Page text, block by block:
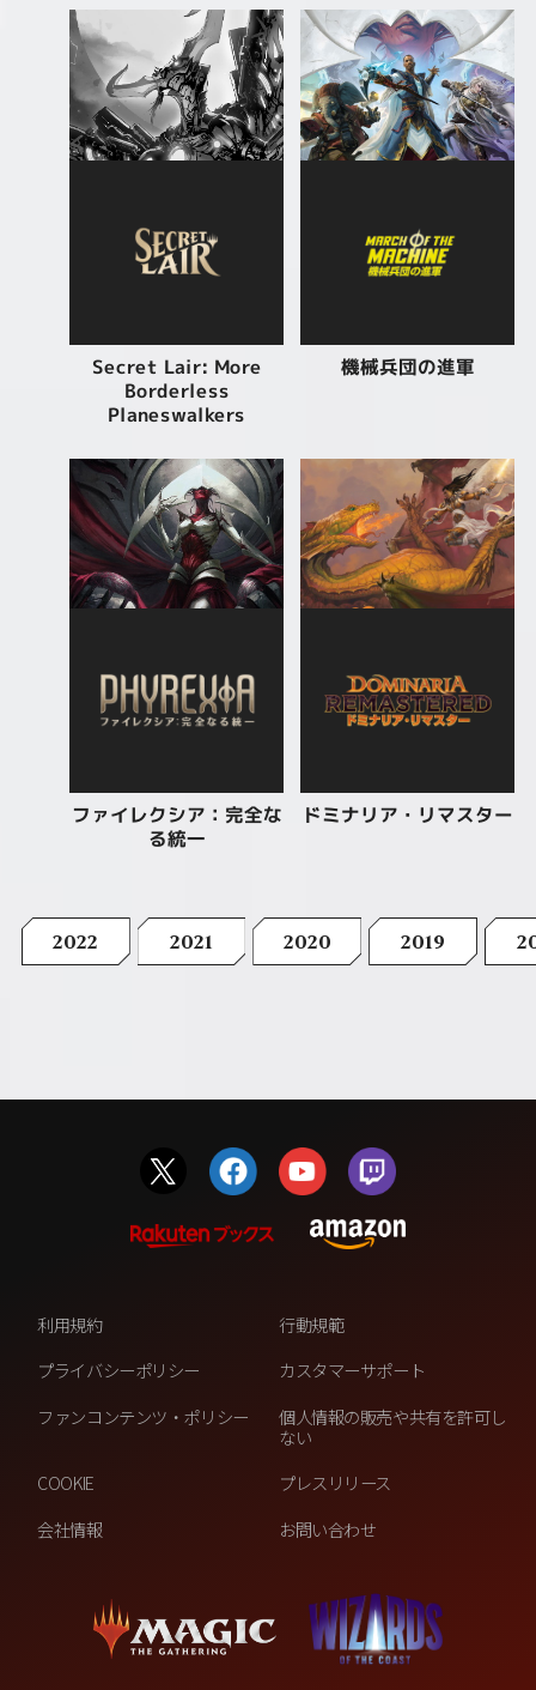
Secret Lair: More
Borderless
Planeswalkers
機械兵団の進軍
ファイレクシア：完全な
る統一
ドミナリア・リマスター
2022 2021 2020 2019
利用規約
行動規範
プライバシーポリシー
カスタマーサポート
ファンコンテンツ・ポリシー
個人情報の販売や共有を許可し
ない
COOKIE
プレスリリース
会社情報
お問い合わせ